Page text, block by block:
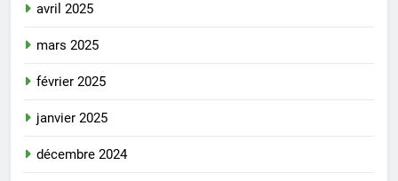
avril 2025
mars 2025
février 2025
janvier 2025
décembre 2024